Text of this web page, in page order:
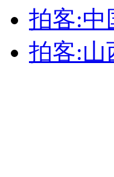
走！跟着总书记去植
拍客:中
拍客:山